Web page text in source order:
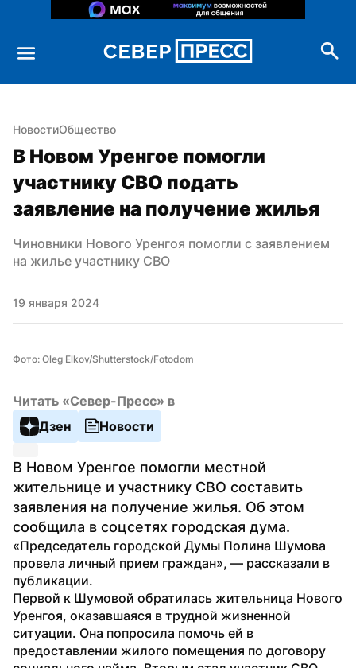
НовостиОбщество
В Новом Уренгое помогли
участнику СВО подать
заявление на получение жилья
Чиновники Нового Уренгоя помогли с заявлением
на жилье участнику СВО
19 января 2024
Фото: Oleg Elkov/Shutterstock/Fotodom
Читать «Север-Пресс» в
Дзен
Новости
В Новом Уренгое помогли местной
жительнице и участнику СВО составить
заявления на получение жилья. Об этом
сообщила в соцсетях городская дума.
«Председатель городской Думы Полина Шумова
провела личный прием граждан», — рассказали в
публикации.
Первой к Шумовой обратилась жительница Нового
Уренгоя, оказавшаяся в трудной жизненной
ситуации. Она попросила помочь ей в
предоставлении жилого помещения по договору